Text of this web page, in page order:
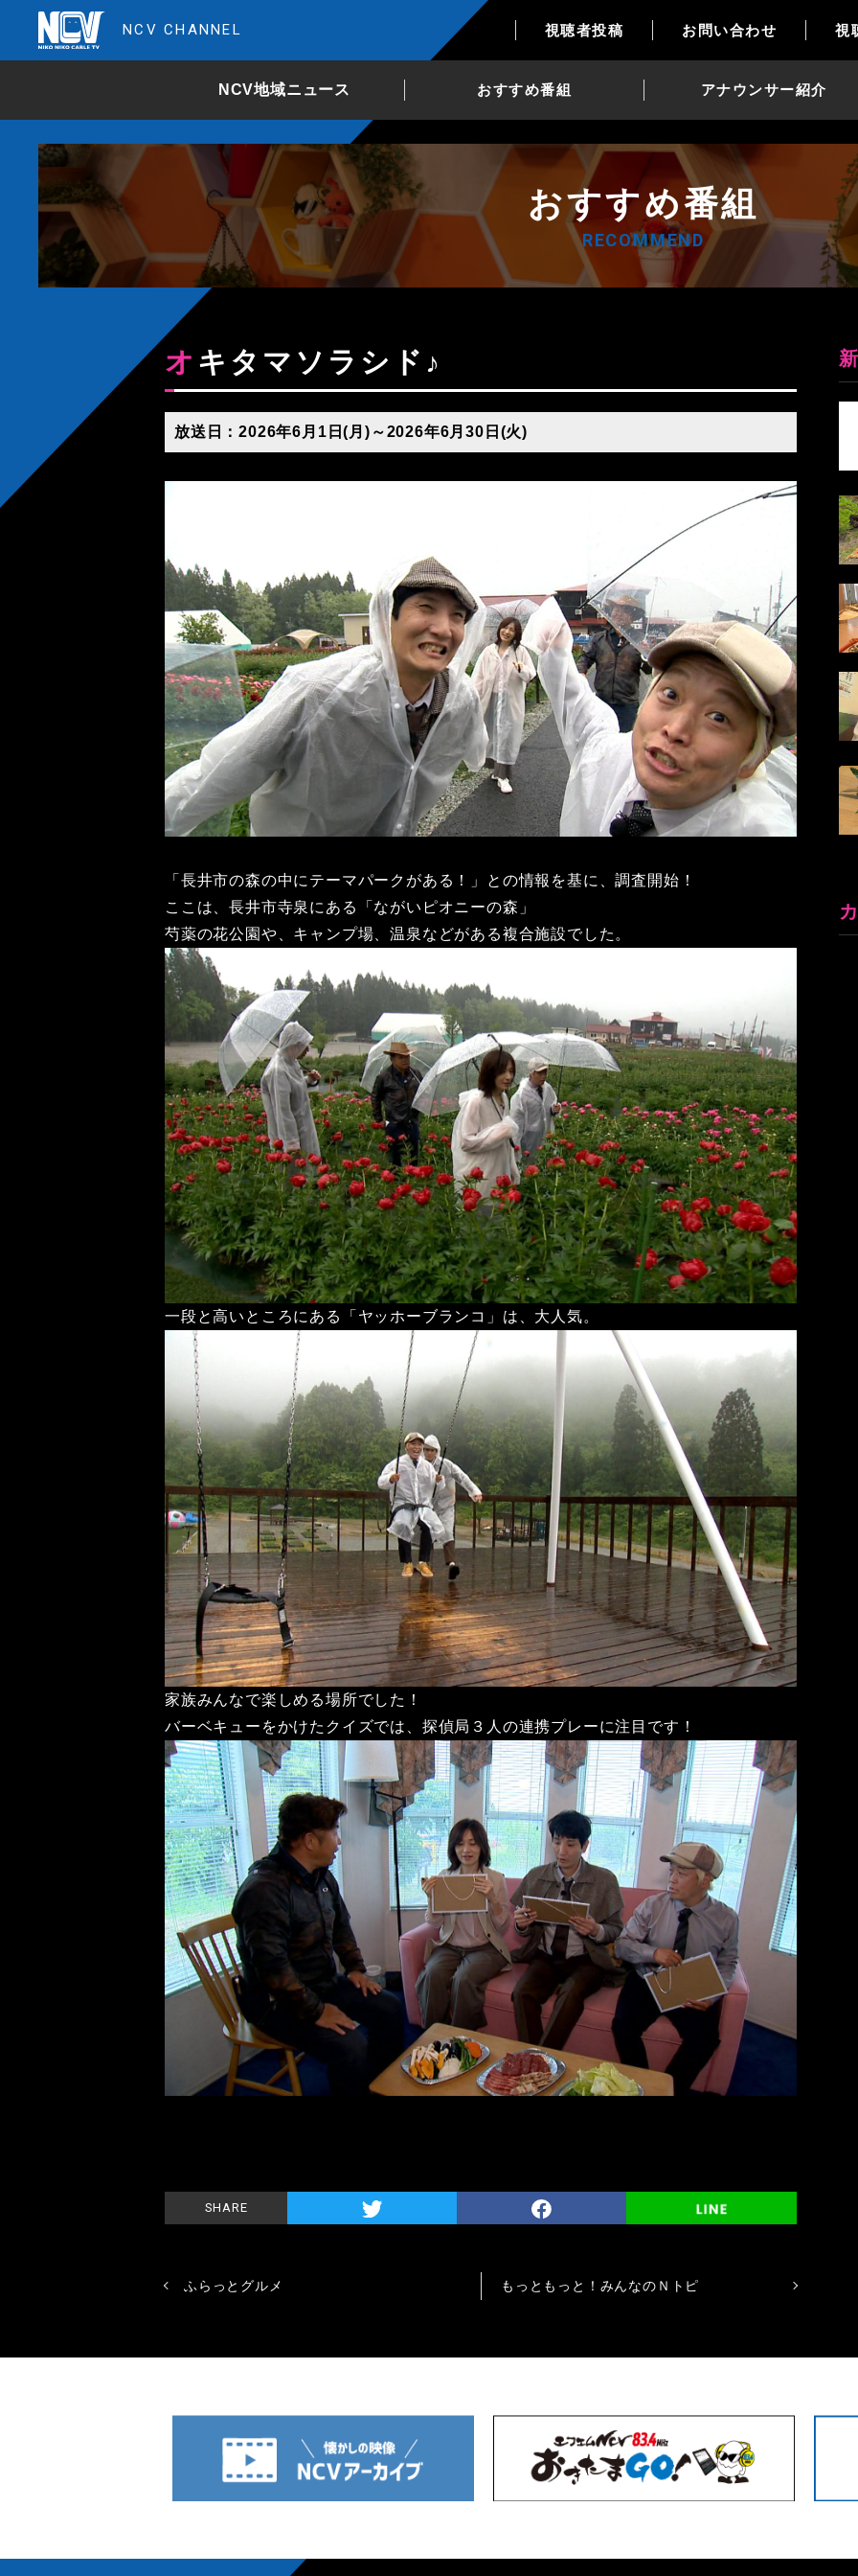
NCV CHANNEL 視聴者投稿 お問い合わせ 視
NCV地域ニュース おすすめ番組 アナウンサー紹介
おすすめ番組
RECOMMEND
オキタマソラシド♪
放送日：2026年6月1日(月)～2026年6月30日(火)
「長井市の森の中にテーマパークがある！」との情報を基に、調査開始！
ここは、長井市寺泉にある「ながいピオニーの森」
芍薬の花公園や、キャンプ場、温泉などがある複合施設でした。
一段と高いところにある「ヤッホーブランコ」は、大人気。
家族みんなで楽しめる場所でした！
バーベキューをかけたクイズでは、探偵局３人の連携プレーに注目です！
SHARE
ふらっとグルメ もっともっと！みんなのＮトピ